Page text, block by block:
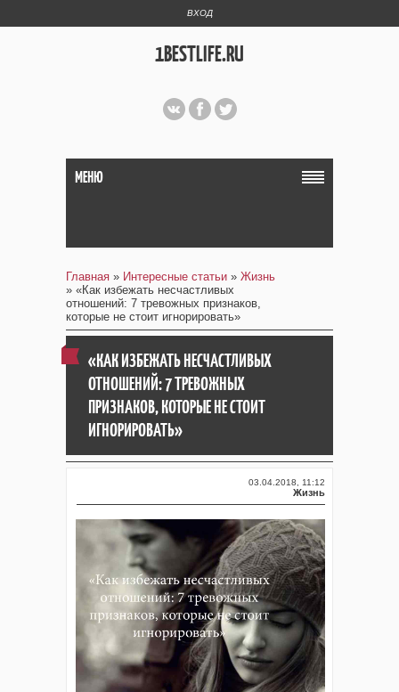
ВХОД
1BESTLIFE.RU
МЕНЮ
Главная » Интересные статьи » Жизнь
» «Как избежать несчастливых
отношений: 7 тревожных признаков,
которые не стоит игнорировать»
«КАК ИЗБЕЖАТЬ НЕСЧАСТЛИВЫХ
ОТНОШЕНИЙ: 7 ТРЕВОЖНЫХ
ПРИЗНАКОВ, КОТОРЫЕ НЕ СТОИТ
ИГНОРИРОВАТЬ»
03.04.2018, 11:12
Жизнь